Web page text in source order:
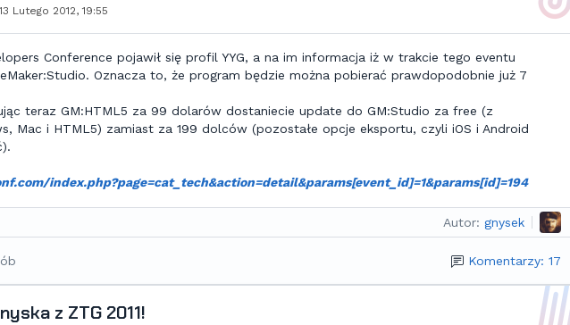
Lutego 2012, 19:55
Conference pojawił się profil YYG, a na im informacja iż w trakcie tego eventu
Oznacza to, że program będzie można pobierać prawdopodobnie już 7
teraz GM:HTML5 za 99 dolarów dostaniecie update do GM:Studio za free (z
Mac i HTML5) zamiast za 199 dolców (pozostałe opcje eksportu, czyli iOS i Android
index.php?page=cat_tech&action=detail&params[event_id]=1&params[id]=194
Autor: gnysek
Komentarzy: 17
z ZTG 2011!